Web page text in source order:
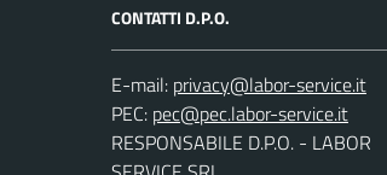
CONTATTI D.P.O.
E-mail:
PEC:
RESPONSABILE D.P.O. - LABOR